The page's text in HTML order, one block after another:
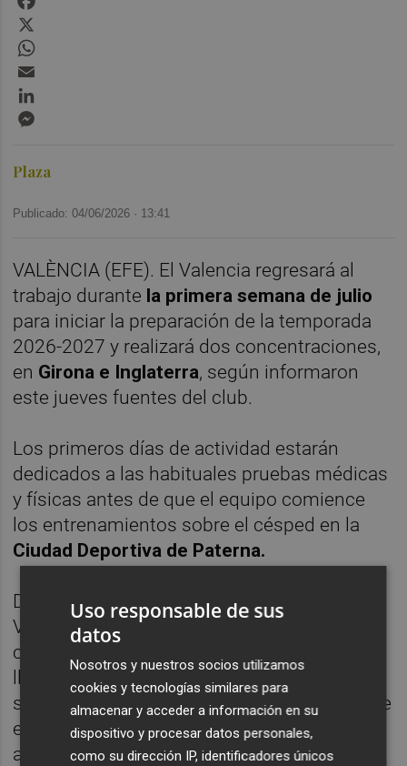
Plaza
Publicado: 04/06/2026 · 13:41
VALÈNCIA (EFE). El Valencia regresará al
trabajo durante la primera semana de julio
para iniciar la preparación de la temporada
2026-2027 y realizará dos concentraciones,
en Girona e Inglaterra, según informaron
este jueves fuentes del club.
Los primeros días de actividad estarán
dedicados a las habituales pruebas médicas
y físicas antes de que el equipo comience
los entrenamientos sobre el césped en la
Ciudad Deportiva de Paterna.
Dentro del programa de pretemporada, el
Valencia tiene previstas dos
concentraciones. La primera de ellas se
llevará a cabo en
Girona , mientras que la
segunda se desarrollará enInglaterra
, donde
el conjunto valencianista continuará
afinando su puesta a punto de cara al inicio
Uso responsable de sus
datos
Nosotros y nuestros socios utilizamos
cookies y tecnologías similares para
almacenar y acceder a información en su
dispositivo y procesar datos personales,
como su dirección IP, identificadores únicos